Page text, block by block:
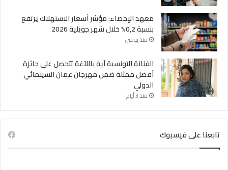
معهد الإحصاء: مؤشر أسعار الاستهلاك يرتفع
بنسبة 0,2% خلال شهر جويلية 2026
منذ يومين
الفنانة التونسية آية باللآغة تتحصل على جائزة
أفضل ممثلة ضمن مهرجان عمان السينمائي
الدولي
منذ 3 أيام
تابعنا على فيسبوك